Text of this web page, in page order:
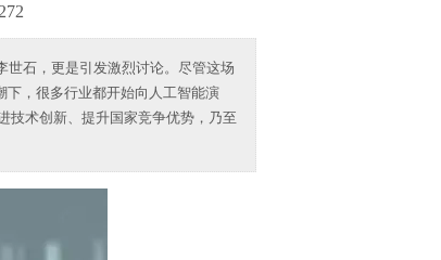
石，更是引发激烈讨论。尽管这场
下，很多行业都开始向人工智能演
技术创新、提升国家竞争优势，乃至